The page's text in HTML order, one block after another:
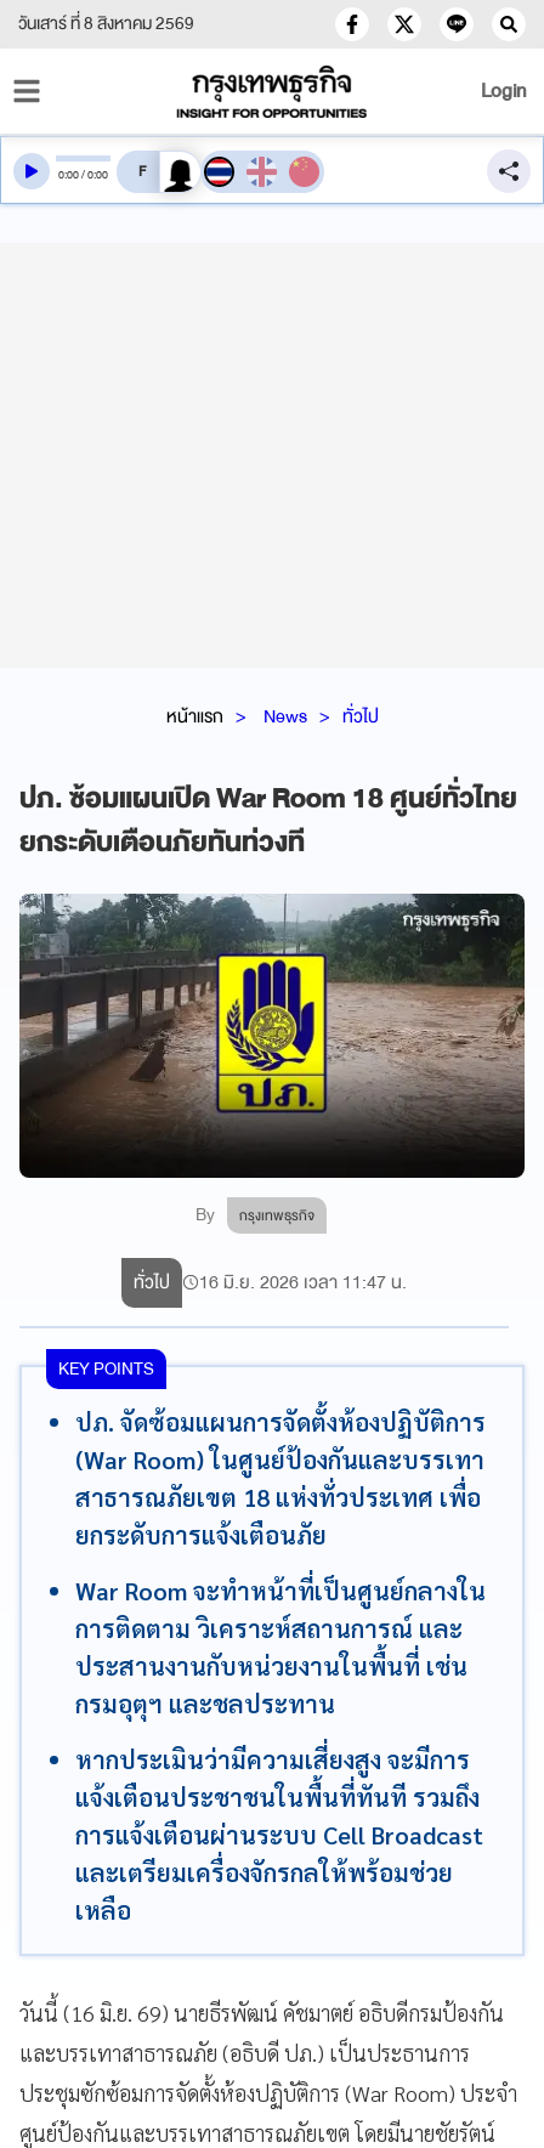
วันเสาร์ ที่ 8 สิงหาคม 2569
Login
หน้าแรก News ทั่วไป
ปภ. ซ้อมแผนเปิด War Room 18 ศูนย์ทั่วไทย
ยกระดับเตือนภัยทันท่วงที
By กรุงเทพธุรกิจ
0:00/0:00 สลับเสียงอ่าน
ทั่วไป 16 มิ.ย. 2026 เวลา 11:47 น.
KEY POINTS
ปภ. จัดซ้อมแผนการจัดตั้งห้องปฏิบัติการ
(War Room) ในศูนย์ป้องกันและบรรเทา
สาธารณภัยเขต 18 แห่งทั่วประเทศ เพื่อ
ยกระดับการแจ้งเตือนภัย
War Room จะทำหน้าที่เป็นศูนย์กลางใน
การติดตาม วิเคราะห์สถานการณ์ และ
ประสานงานกับหน่วยงานในพื้นที่ เช่น
กรมอุตุฯ และชลประทาน
หากประเมินว่ามีความเสี่ยงสูง จะมีการ
แจ้งเตือนประชาชนในพื้นที่ทันที รวมถึง
การแจ้งเตือนผ่านระบบ Cell Broadcast
และเตรียมเครื่องจักรกลให้พร้อมช่วย
เหลือ
วันนี้ (16 มิ.ย. 69) นายธีรพัฒน์ คัชมาตย์ อธิบดีกรมป้องกัน
และบรรเทาสาธารณภัย (อธิบดี ปภ.) เป็นประธานการ
ประชุมซักซ้อมการจัดตั้งห้องปฏิบัติการ (War Room) ประจำ
ศูนย์ป้องกันและบรรเทาสาธารณภัยเขต โดยมีนายชัยรัตน์